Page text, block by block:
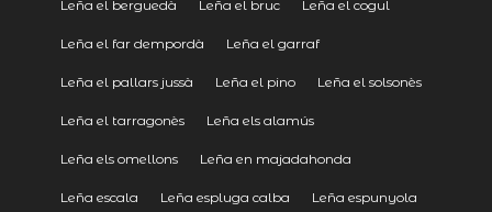
Leña el berguedà Leña el bruc Leña el cogul
Leña el far dempordà Leña el garraf
Leña el pallars jussà Leña el pino Leña el solsonès
Leña el tarragonès Leña els alamús
Leña els omellons Leña en majadahonda
Leña escala Leña espluga calba Leña espunyola